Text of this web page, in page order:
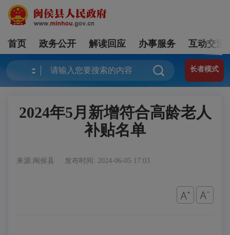
首页 政务公开 解读回应 办事服务 互动交流
长者模式
2024年5月新增符合高龄老人
补贴名单
来源:闽侯县 发布时间: 2024-06-05 17:03